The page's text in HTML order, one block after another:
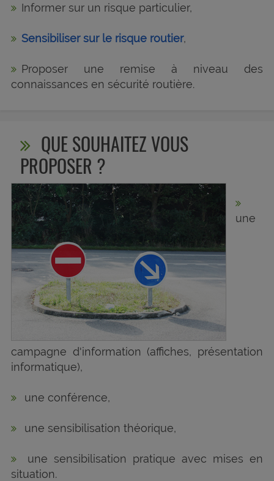
Informer sur un risque particulier,
Sensibiliser sur le risque routier,
Proposer une remise à niveau des
connaissances en sécurité routière.
QUE SOUHAITEZ VOUS
PROPOSER ?
une
campagne d'information (affiches, présentation
informatique),
une conférence,
une sensibilisation théorique,
une sensibilisation pratique avec mises en
situation.